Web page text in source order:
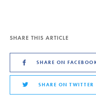
SHARE THIS ARTICLE
SHARE ON
SHARE ON TWITTER